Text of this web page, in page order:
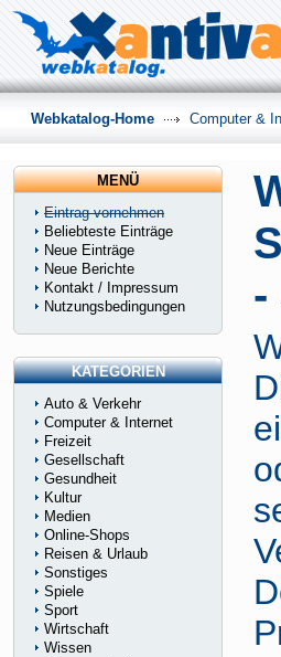
-
Webkatalog-Home Computer &
MENÜ
Eintrag vornehmen
Beliebteste Einträge
Neue Einträge
Neue Berichte
Kontakt / Impressum
Nutzungsbedingungen
KATEGORIEN
Auto & Verkehr
Computer & Internet
Freizeit
Gesellschaft
Gesundheit
Kultur
Medien
Online-Shops
Reisen & Urlaub
Sonstiges
Spiele
Sport
Wirtschaft
Wissen